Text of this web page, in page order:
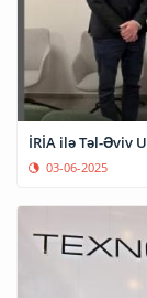
İRİA ilə Təl-Əviv
03-06-2025